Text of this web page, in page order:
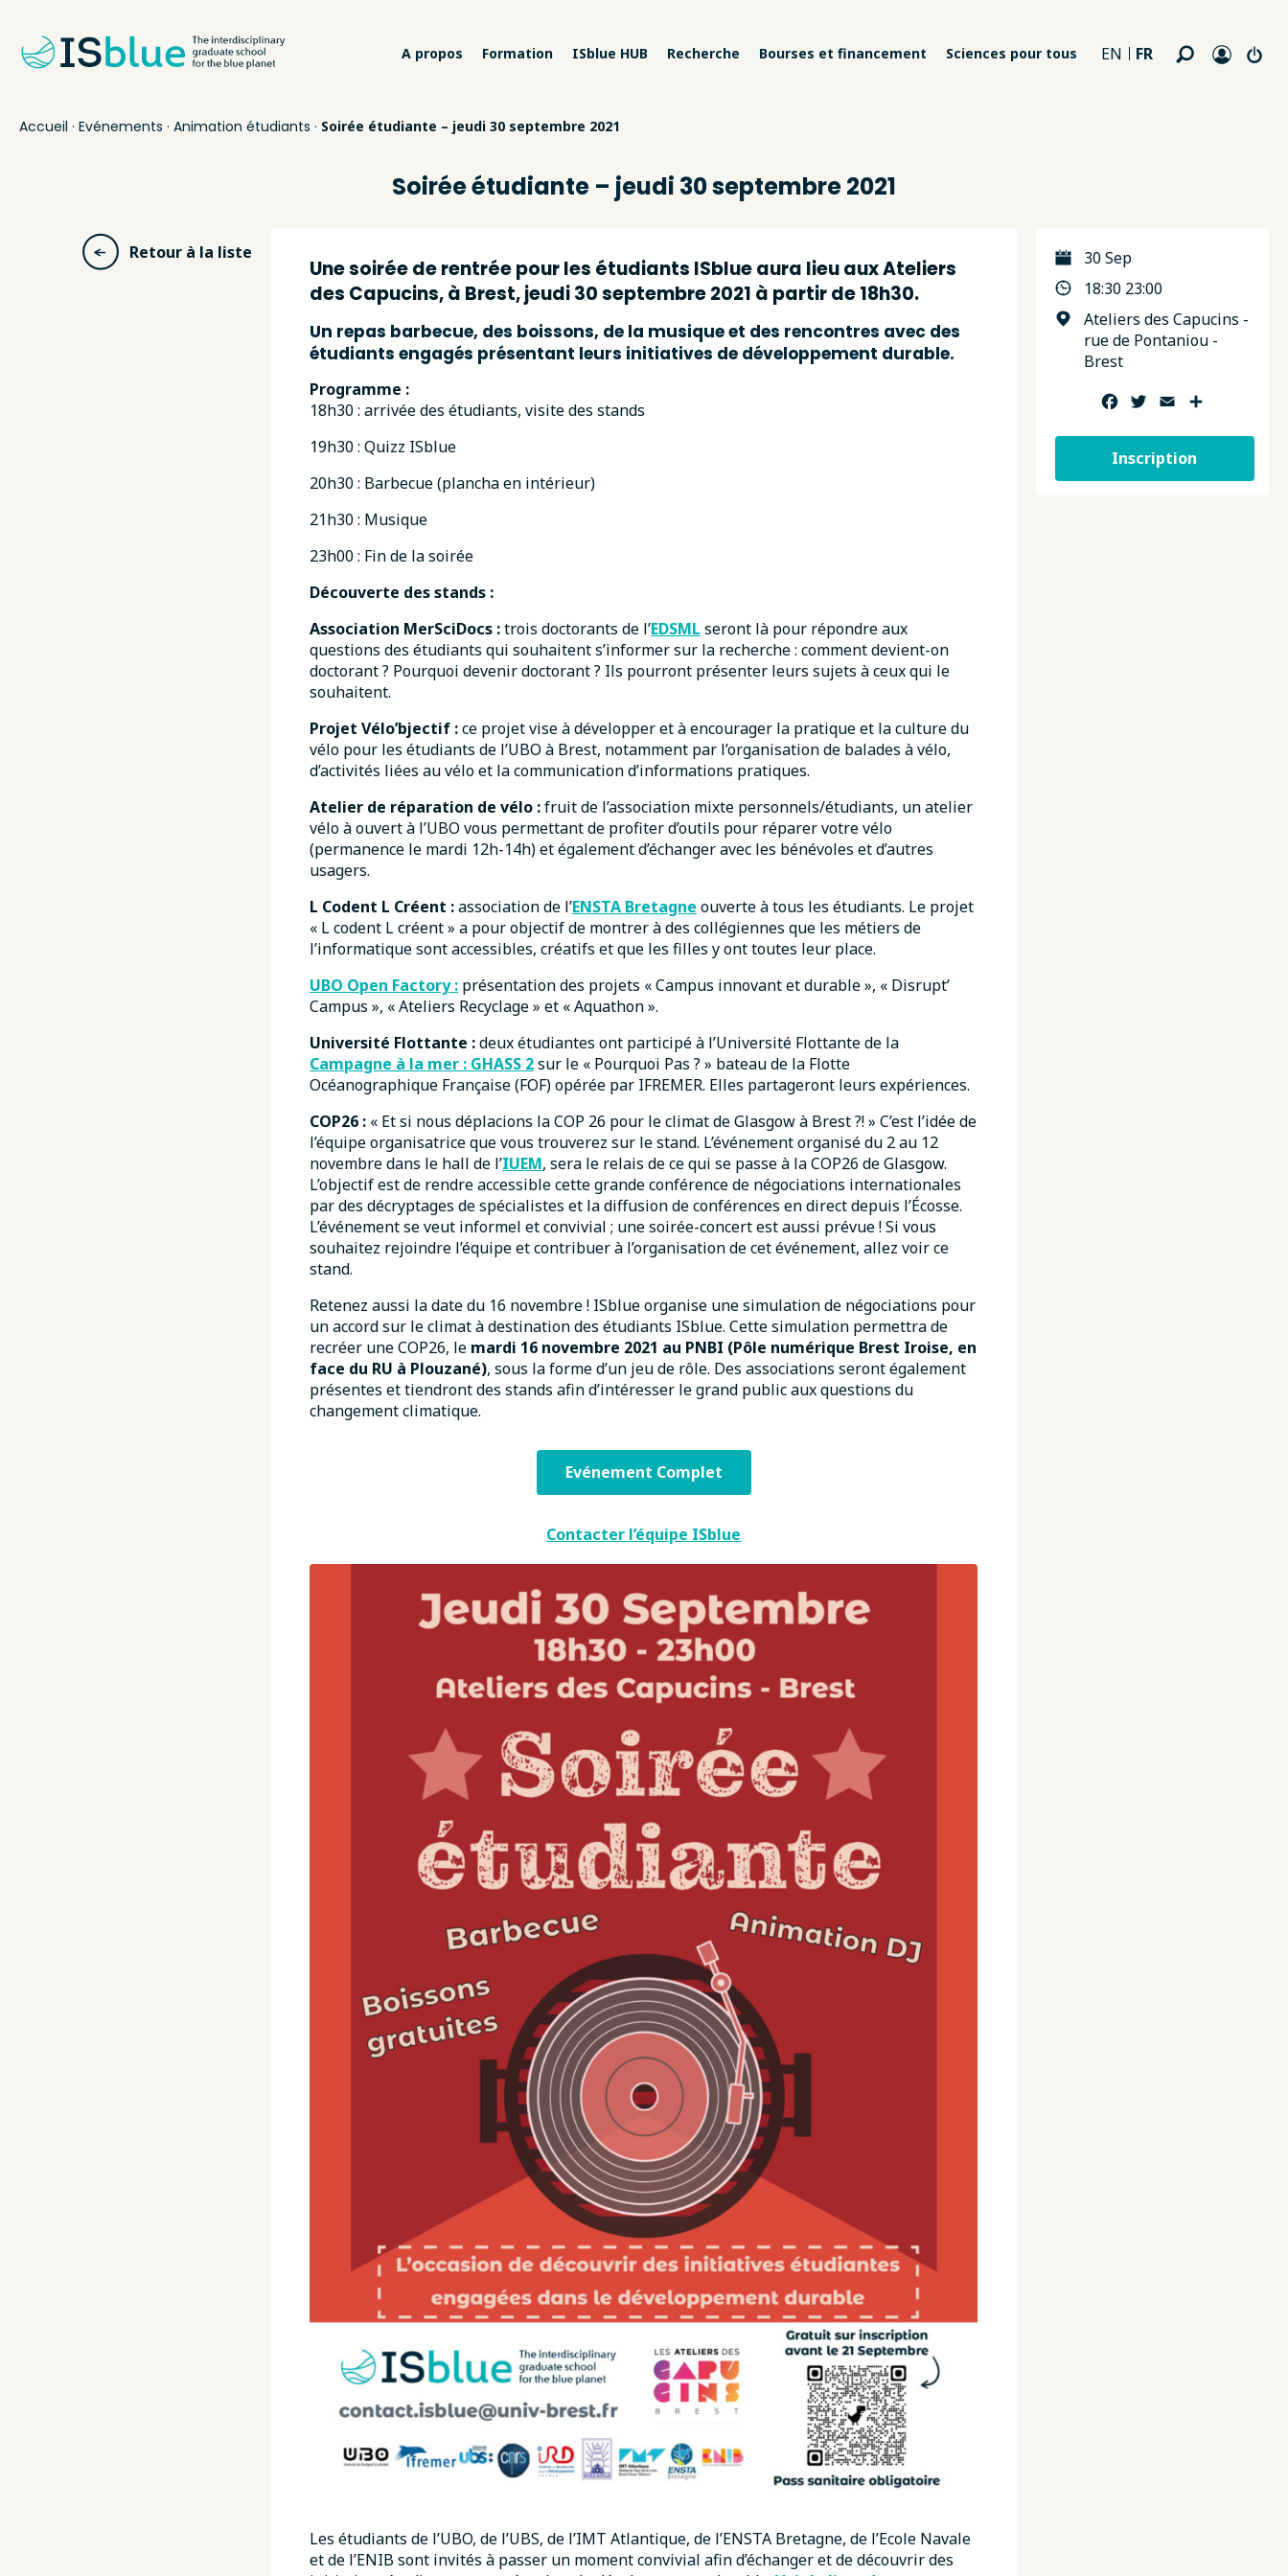
A propos Formation ISblue HUB Recherche Bourses et financement Sciences pour tous EN FR
Accueil · Evénements · Animation étudiants · Soirée étudiante – jeudi 30 septembre 2021
Soirée étudiante – jeudi 30 septembre 2021
Retour à la liste
Une soirée de rentrée pour les étudiants ISblue aura lieu aux Ateliers
des Capucins, à Brest, jeudi 30 septembre 2021 à partir de 18h30.
Un repas barbecue, des boissons, de la musique et des rencontres avec des
étudiants engagés présentant leurs initiatives de développement durable.
Programme :
18h30 : arrivée des étudiants, visite des stands
19h30 : Quizz ISblue
20h30 : Barbecue (plancha en intérieur)
21h30 : Musique
23h00 : Fin de la soirée
Découverte des stands :
Association MerSciDocs :trois doctorants de l’EDSML seront là pour répondre aux
questions des étudiants qui souhaitent s’informer sur la recherche : comment devient-on
doctorant ? Pourquoi devenir doctorant ? Ils pourront présenter leurs sujets à ceux qui le
souhaitent.
Projet Vélo’bjectif :ce projet vise à développer et à encourager la pratique et la culture du
vélo pour les étudiants de l’UBO à Brest, notamment par l’organisation de balades à vélo,
d’activités liées au vélo et la communication d’informations pratiques.
Atelier de réparation de vélo :fruit de l’association mixte personnels/étudiants, un atelier
vélo à ouvert à l’UBO vous permettant de profiter d’outils pour réparer votre vélo
(permanence le mardi 12h-14h) et également d’échanger avec les bénévoles et d’autres
usagers.
L Codent L Créent :association de l’ENSTA Bretagne ouverte à tous les étudiants. Le projet
« L codent L créent » a pour objectif de montrer à des collégiennes que les métiers de
l’informatique sont accessibles, créatifs et que les filles y ont toutes leur place.
UBO Open Factory : présentation des projets « Campus innovant et durable », « Disrupt’
Campus », « Ateliers Recyclage » et « Aquathon ».
Université Flottante :deux étudiantes ont participé à l’Université Flottante de la
Campagne à la mer : GHASS 2sur le « Pourquoi Pas ? » bateau de la Flotte
Océanographique Française (FOF) opérée par IFREMER. Elles partageront leurs expériences.
COP26 : « Et si nous déplacions la COP 26 pour le climat de Glasgow à Brest ?! » C’est l’idée de
l’équipe organisatrice que vous trouverez sur le stand. L’événement organisé du 2 au 12
novembre dans le hall de l’IUEM, sera le relais de ce qui se passe à la COP26 de Glasgow.
L’objectif est de rendre accessible cette grande conférence de négociations internationales
par des décryptages de spécialistes et la diffusion de conférences en direct depuis l’Écosse.
L’événement se veut informel et convivial ; une soirée-concert est aussi prévue ! Si vous
souhaitez rejoindre l’équipe et contribuer à l’organisation de cet événement, allez voir ce
stand.
Retenez aussi la date du 16 novembre ! ISblue organise une simulation de négociations pour
un accord sur le climat à destination des étudiants ISblue. Cette simulation permettra de
recréer une COP26, le mardi 16 novembre 2021 au PNBI (Pôle numérique Brest Iroise, en
face du RU à Plouzané), sous la forme d’un jeu de rôle. Des associations seront également
présentes et tiendront des stands afin d’intéresser le grand public aux questions du
changement climatique.
Evénement Complet
Contacter l’équipe ISblue
Les étudiants de l’UBO, de l’UBS, de l’IMT Atlantique, de l’ENSTA Bretagne, de l’Ecole Navale
et de l’ENIB sont invités à passer un moment convivial afin d’échanger et de découvrir des
30 Sep
18:30 23:00
Ateliers des Capucins -
rue de Pontaniou -
Brest
Facebook
TwitterEmailPartager
Inscription